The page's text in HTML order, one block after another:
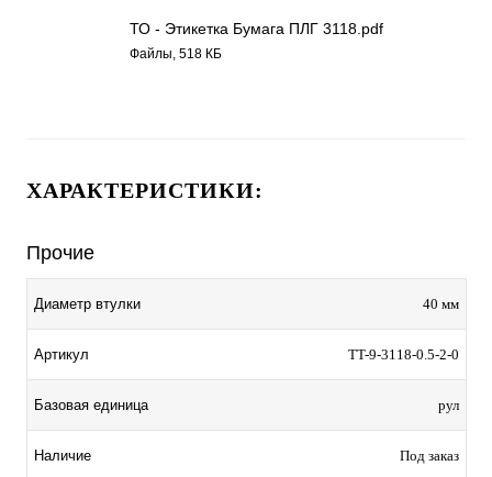
ТО - Этикетка Бумага ПЛГ 3118.pdf
Файлы, 518 КБ
ХАРАКТЕРИСТИКИ:
Прочие
Диаметр втулки 40 мм
Артикул TT-9-3118-0.5-2-0
Базовая единица рул
Наличие Под заказ